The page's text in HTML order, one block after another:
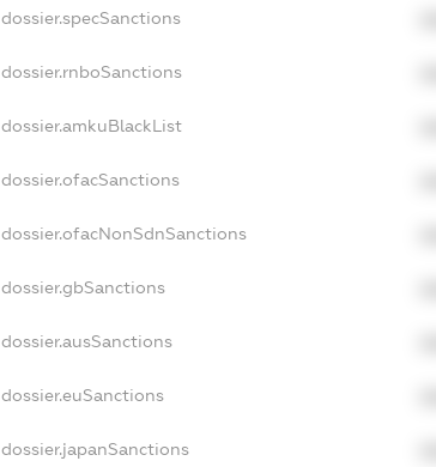
dossier.specSanctions
dossier.rnboSanctions
dossier.amkuBlackList
dossier.ofacSanctions
dossier.ofacNonSdnSanctions
dossier.gbSanctions
dossier.ausSanctions
dossier.euSanctions
dossier.japanSanctions